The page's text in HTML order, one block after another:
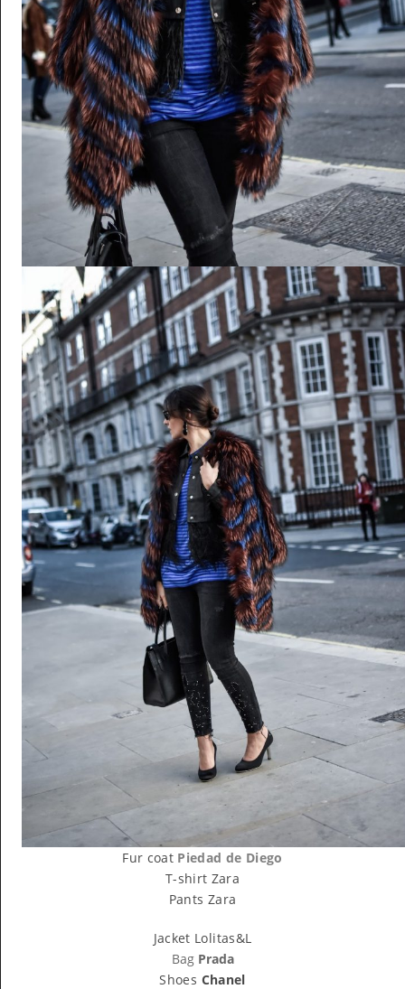
Fur coat Piedad de Diego
T-shirt Zara
Pants Zara
Jacket Lolitas&L
Bag Prada
Shoes Chanel